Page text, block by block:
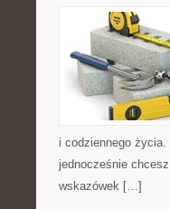
i codziennego życia.
jednocześnie
wskazówek […]